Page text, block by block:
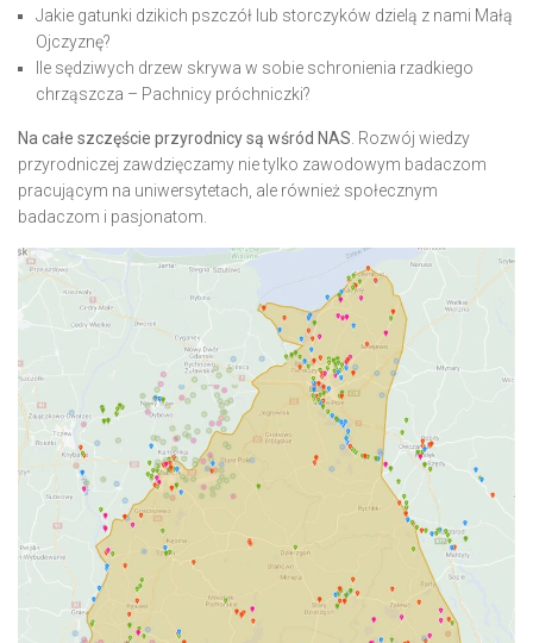
Jakie gatunki dzikich pszczół lub storczyków dzielą z nami Małą
Ojczyznę?
Ile sędziwych drzew skrywa w sobie schronienia rzadkiego
chrząszcza – Pachnicy próchniczki?
Na całe szczęście przyrodnicy są wśród NAS . Rozwój wiedzy
przyrodniczej zawdzięczamy nie tylko zawodowym badaczom
pracującym na uniwersytetach, ale również społecznym
badaczom i pasjonatom.